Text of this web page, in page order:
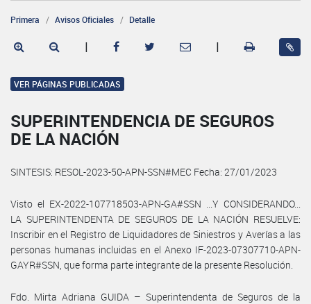
Primera Avisos Oficiales Detalle
| |
VER PÁGINAS PUBLICADAS
SUPERINTENDENCIA DE SEGUROS
DE LA NACIÓN
SINTESIS: RESOL-2023-50-APN-SSN#MEC Fecha: 27/01/2023
Visto el EX-2022-107718503-APN-GA#SSN ...Y CONSIDERANDO...
LA SUPERINTENDENTA DE SEGUROS DE LA NACIÓN RESUELVE:
Inscribir en el Registro de Liquidadores de Siniestros y Averías a las
personas humanas incluidas en el Anexo IF-2023-07307710-APN-
GAYR#SSN, que forma parte integrante de la presente Resolución.
Fdo. Mirta Adriana GUIDA – Superintendenta de Seguros de la